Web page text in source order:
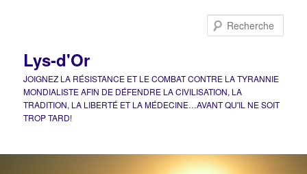
Lys-d'Or
JOIGNEZ LA RÉSISTANCE ET LE COMBAT CONTRE LA TYRANNIE
MONDIALISTE AFIN DE DÉFENDRE LA CIVILISATION, LA
TRADITION, LA LIBERTÉ ET LA MÉDECINE…AVANT QU'IL NE SOIT
TROP TARD!